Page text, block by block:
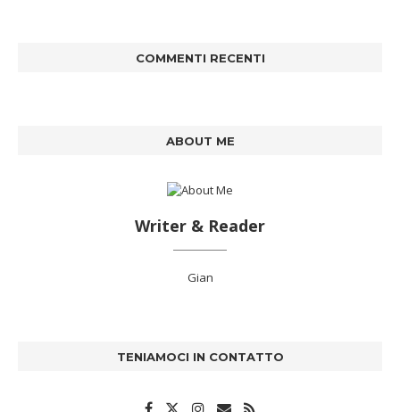
COMMENTI RECENTI
ABOUT ME
Writer & Reader
Gian
TENIAMOCI IN CONTATTO